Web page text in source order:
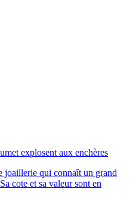
explosent aux enchères
joaillerie qui connaît un grand
cote et sa valeur sont en